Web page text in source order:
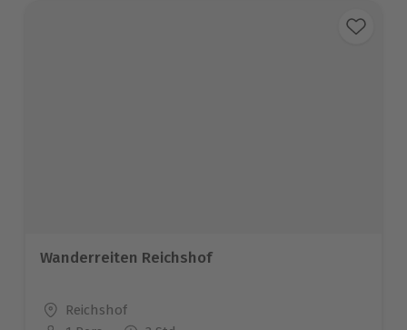
Wanderreiten Reichshof
Standort
Reichshof